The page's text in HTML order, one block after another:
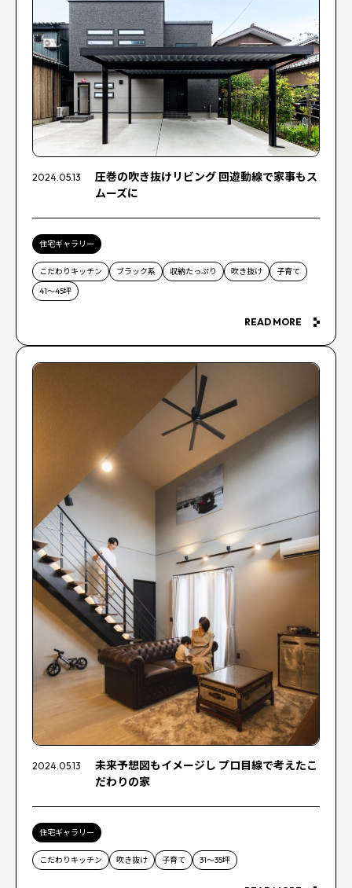
2024.05.13
圧巻の吹き抜けリビング 回遊動線で家事もス
ムーズに
住宅ギャラリー
こだわりキッチン ブラック系 収納たっぷり 吹き抜け
子育て
41〜45坪
READ MORE
2024.05.13
未来予想図もイメージし プロ目線で考えたこ
だわりの家
住宅ギャラリー
こだわりキッチン 吹き抜け 子育て 31～35坪